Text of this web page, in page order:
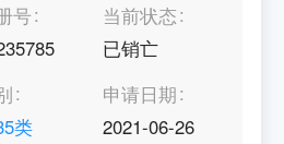
号
当前状态
已销亡
类
申请日期
2021-06-26